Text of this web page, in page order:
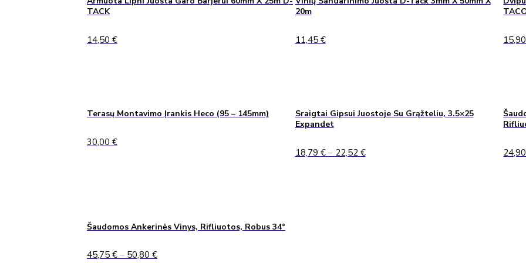
TACK
14,50 €
20m
11,45 €
Terasų Montavimo Įrankis Heco (95 – 145mm)
30,00 €
Sraigtai Gipsui Juostoje Su Grąžteliu, 3.5×25
Expandet
18,79 € – 22,52 €Price
Šaudomos Ankerinės Vinys, Rifliuotos, Robus 34°
45,75 € – 50,80 €Price